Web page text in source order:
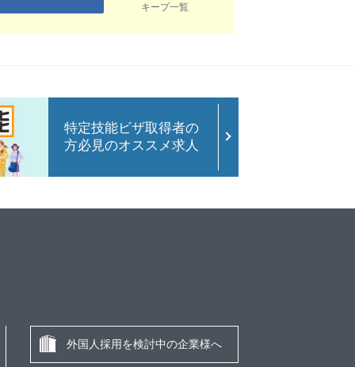
キープ一覧
特定技能ビザ取得者の
方必見のオススメ求人
外国人採用を検討中の企業様へ